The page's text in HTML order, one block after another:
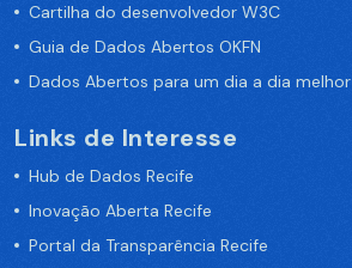
Cartilha do desenvolvedor W3C
Guia de Dados Abertos OKFN
Dados Abertos para um dia a dia melhor
Links de Interesse
Hub de Dados Recife
Inovação Aberta Recife
Portal da Transparência Recife